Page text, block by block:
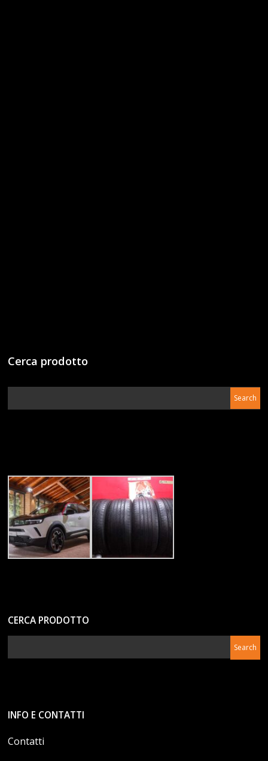
Cerca prodotto
CERCA PRODOTTO
INFO E CONTATTI
Contatti